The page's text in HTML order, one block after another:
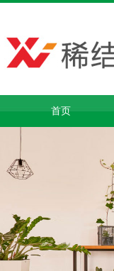
首页